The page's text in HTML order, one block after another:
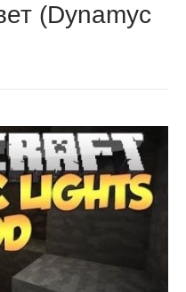
(Dynamyc